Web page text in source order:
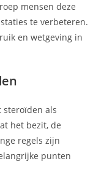
mensen deze
te verbeteren.
en wetgeving in
steroïden als
het bezit, de
regels zijn
punten